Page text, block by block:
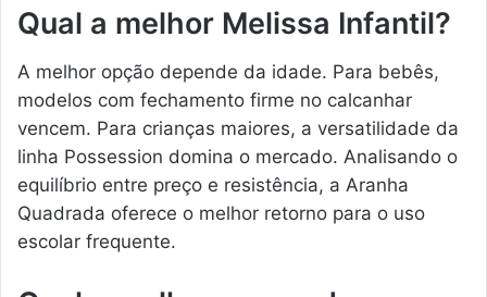
Qual a melhor Melissa Infantil?
A melhor opção depende da idade. Para bebês,
modelos com fechamento firme no calcanhar
vencem. Para crianças maiores, a versatilidade da
linha Possession domina o mercado. Analisando o
equilíbrio entre preço e resistência, a Aranha
Quadrada oferece o melhor retorno para o uso
escolar frequente.